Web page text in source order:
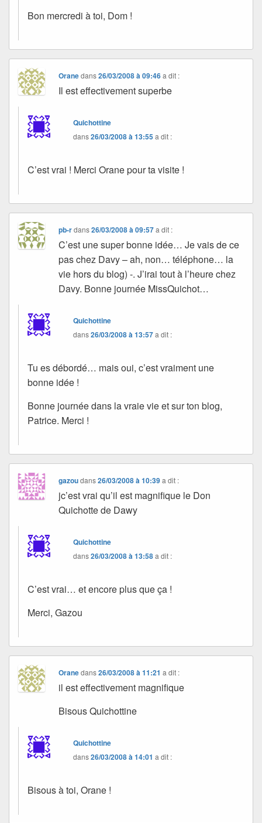
Bon mercredi à toi, Dom !
Oranedans26/03/2008 à 09:46 a dit :
Il est effectivement superbe
Quichottine
dans26/03/2008 à 13:55a dit :
C’est vrai ! Merci Orane pour ta visite !
pb-rdans26/03/2008 à 09:57 a dit :
C’est une super bonne idée… Je vais de ce
pas chez Davy – ah, non… téléphone… la
vie hors du blog) -. J’irai tout à l’heure chez
Davy. Bonne journée MissQuichot…
Quichottine
dans26/03/2008 à 13:57a dit :
Tu es débordé… mais oui, c’est vraiment une
bonne idée !
Bonne journée dans la vraie vie et sur ton blog,
Patrice. Merci !
gazoudans26/03/2008 à 10:39 a dit :
jc’est vrai qu’il est magnifique le Don
Quichotte de Dawy
Quichottine
dans26/03/2008 à 13:58a dit :
C’est vrai… et encore plus que ça !
Merci, Gazou
Oranedans26/03/2008 à 11:21 a dit :
il est effectivement magnifique
Bisous Quichottine
Quichottine
dans26/03/2008 à 14:01 a dit :
Bisous à toi, Orane !